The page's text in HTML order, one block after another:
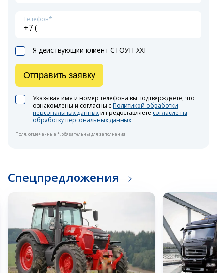
Телефон*
Я действующий клиент СТОУН-XXI
Указывая имя и номер телефона вы подтверждаете, что
ознакомлены и согласны с Политикой обработки
персональных данныхи предоставляете согласие на
обработку персональных данных
Отправить заявку
Поля, отмеченные *, обязательны для заполнения
Спецпредложения